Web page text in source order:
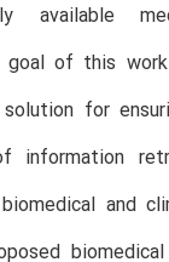
available
goal of this
for
information
and